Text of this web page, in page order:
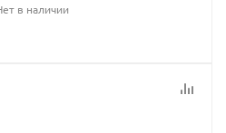
в наличии